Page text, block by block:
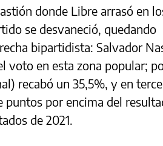
donde Libre arrasó en
se desvaneció, quedando
bipartidista: Salvador
voto en esta zona popular;
recabó un 35,5%, y en
puntos por encima del
de 2021.